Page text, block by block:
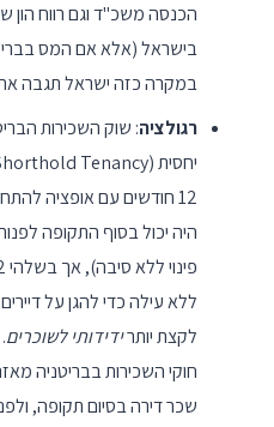
הכנסה משכ"ד וגם רווח הון
בישראל (אלא אם המס
במקרה כזה ישראל תגבה
רגולציה: שוק השכירות
12 חודשים עם אופציה
ללא עילה כדי להגן על
לקצת יותרידידותי לשוכרים
חוקי השכירות בבריטניה
שכר דירה בסיום תקופה,